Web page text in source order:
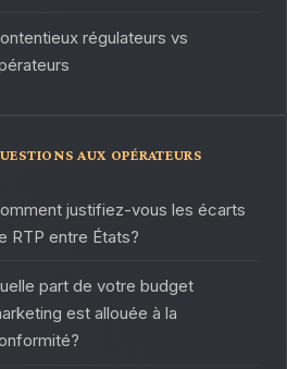
régulateurs vs
AUX OPÉRATEURS
justifiez-vous les écarts
RTP entre États?
part de votre budget
est allouée à la